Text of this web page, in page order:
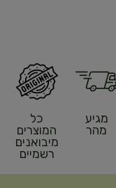
מגיע
מהר
כל
המוצרים
מיבואנים
רשמיים